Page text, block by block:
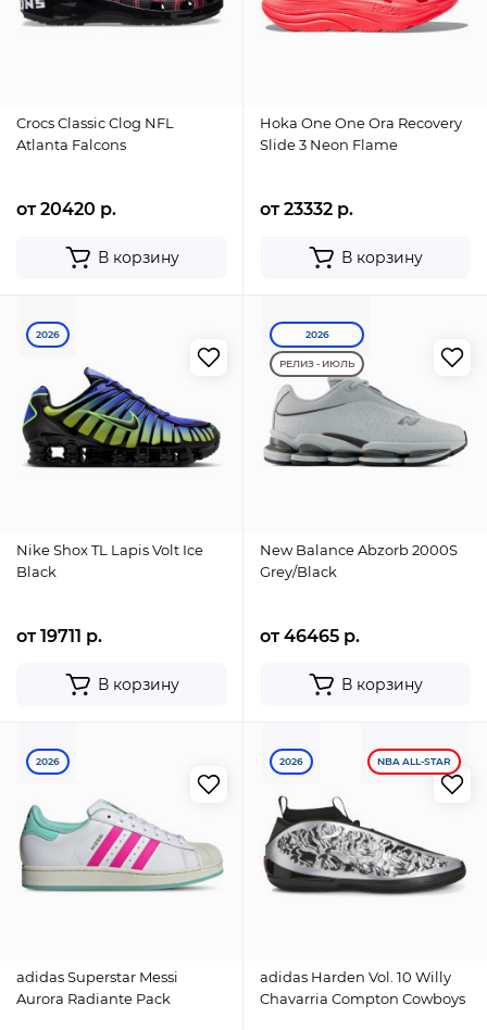
Crocs Classic Clog NFL
Atlanta Falcons
от 20420 р.
В корзину
Hoka One One Ora Recovery
Slide 3 Neon Flame
от 23332 р.
В корзину
2026
Nike Shox TL Lapis Volt Ice
Black
от 19711 р.
В корзину
2026
РЕЛИЗ - ИЮЛЬ
New Balance Abzorb 2000S
Grey/Black
от 46465 р.
В корзину
2026
adidas Superstar Messi
Aurora Radiante Pack
NBA ALL-STAR
2026
adidas Harden Vol. 10 Willy
Chavarria Compton Cowboys